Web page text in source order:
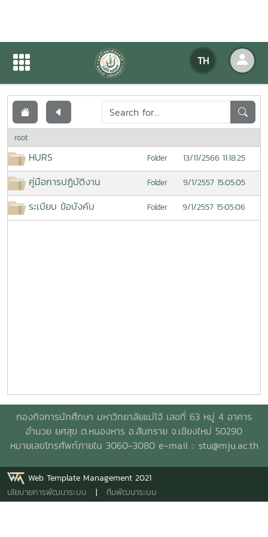
TH
เอกสารเผยแพร่
root
HURS Folder 13/11/2566 11:18:25
คู่มือการปฏิบัติงาน Folder 9/1/2557 15:05:05
ระเบียบ ข้อบังคับ Folder 9/1/2557 15:05:06
กองกิจการนักศึกษา มหาวิทยาลัยแม่โจ้ เลขที่ 63 หมู่ 4 อาคาร
อำนวย ยศสุข ต.หนองหาร อ.สันทราย จ.เชียงใหม่ 50290
หมายเลขโทรศัพท์ภายใน 3060-3080 e-mail :: stu@mju.ac.th
Web Template Management 2021
นโยบายการพัฒนาระบบ | ทีมพัฒนาระบบ